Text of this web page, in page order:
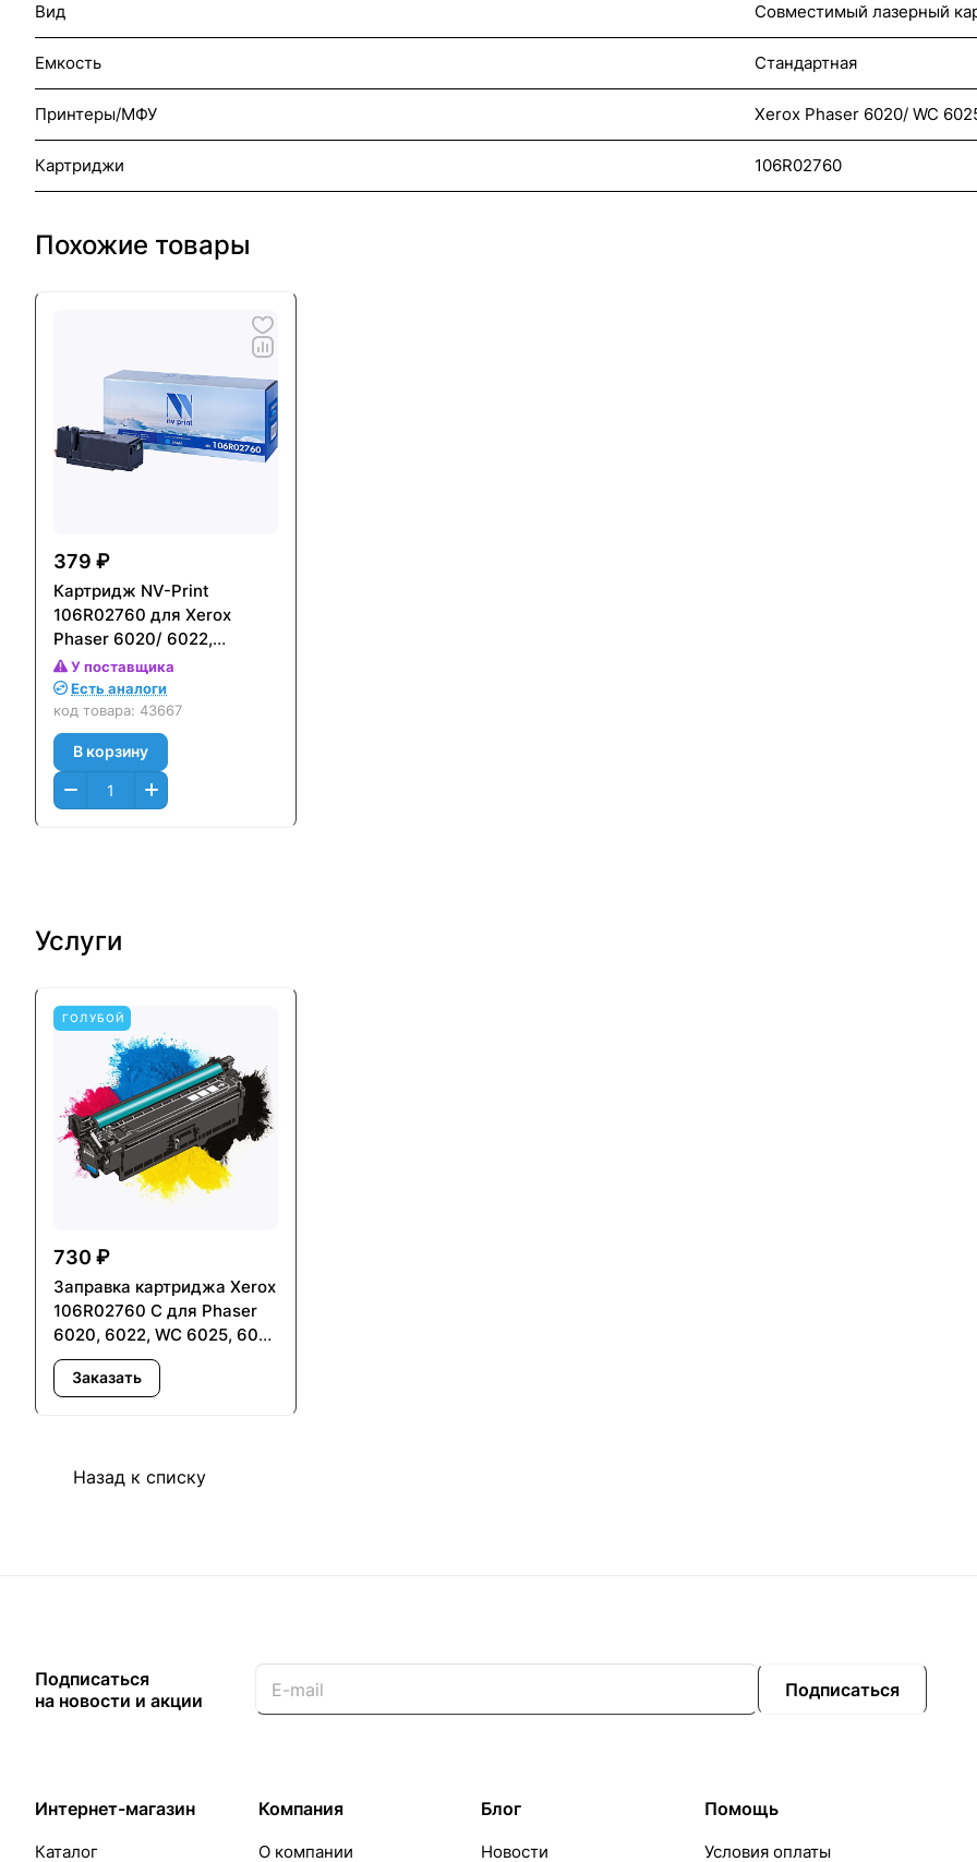
Вид Совместимый лазерный
Емкость Стандартная
Принтеры/МФУ Xerox Phaser 6020/ WC
Картриджи 106R02760
Похожие товары
379 ₽
Картридж NV-Print
106R02760 для Xerox
Phaser 6020/ 6022,
WorkCentre 6025/ 6027
(1000стр.) Голубой (Cyan)
У поставщика
Есть аналоги
код товара: 43667
В корзину
Услуги
ГОЛУБОЙ
730 ₽
Заправка картриджа Xerox
106R02760 C для Phaser
6020, 6022, WC 6025, 6027
- с заменой чипа
Заказать
Назад к списку
Подписаться
на новости и акции
Подписаться
Интернет-магазин
Каталог
Компания
О компании
Блог
Новости
Помощь
Условия оплаты